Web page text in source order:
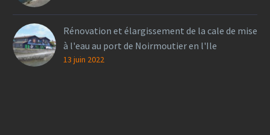
Rénovation et élargissement de la cale de mise
à l'eau au port de Noirmoutier en l'Ile
13 juin 2022